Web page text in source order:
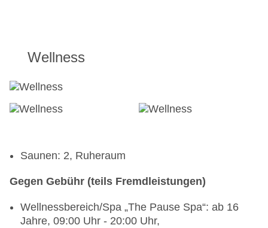
Wellness
Saunen: 2, Ruheraum
Gegen Gebühr (teils Fremdleistungen)
Wellnessbereich/Spa „The Pause Spa“: ab 16
Jahre, 09:00 Uhr - 20:00 Uhr,